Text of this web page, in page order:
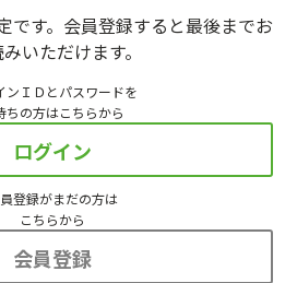
です。会員登録すると最後までお
いただけます。
ンＩＤとパスワードを
ちの方はこちらから
ログイン
登録がまだの方は
こちらから
会員登録